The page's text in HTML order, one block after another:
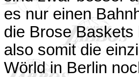
es nur einen
die Brose Baskets
also somit die
Wörld in Berlin